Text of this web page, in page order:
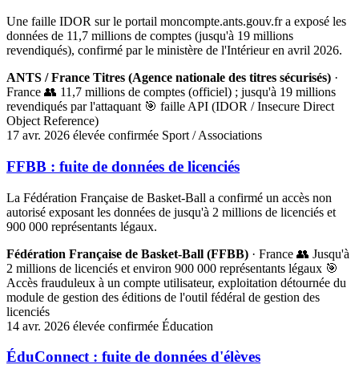
Une faille IDOR sur le portail moncompte.ants.gouv.fr a exposé les
données de 11,7 millions de comptes (jusqu'à 19 millions
revendiqués), confirmé par le ministère de l'Intérieur en avril 2026.
ANTS / France Titres (Agence nationale des titres sécurisés) ·
France 👥 11,7 millions de comptes (officiel) ; jusqu'à 19 millions
revendiqués par l'attaquant 🎯 faille API (IDOR / Insecure Direct
Object Reference)
17 avr. 2026 élevée confirmée Sport / Associations
FFBB : fuite de données de licenciés
La Fédération Française de Basket-Ball a confirmé un accès non
autorisé exposant les données de jusqu'à 2 millions de licenciés et
900 000 représentants légaux.
Fédération Française de Basket-Ball (FFBB) · France 👥 Jusqu'à
2 millions de licenciés et environ 900 000 représentants légaux 🎯
Accès frauduleux à un compte utilisateur, exploitation détournée du
module de gestion des éditions de l'outil fédéral de gestion des
licenciés
14 avr. 2026 élevée confirmée Éducation
ÉduConnect : fuite de données d'élèves